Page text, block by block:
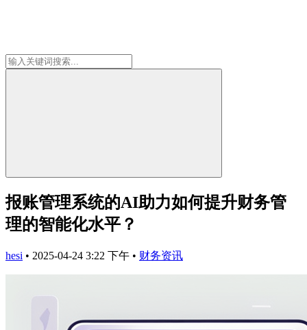
报账管理系统的AI助力如何提升财务管
理的智能化水平？
hesi • 2025-04-24 3:22 下午 • 财务资讯